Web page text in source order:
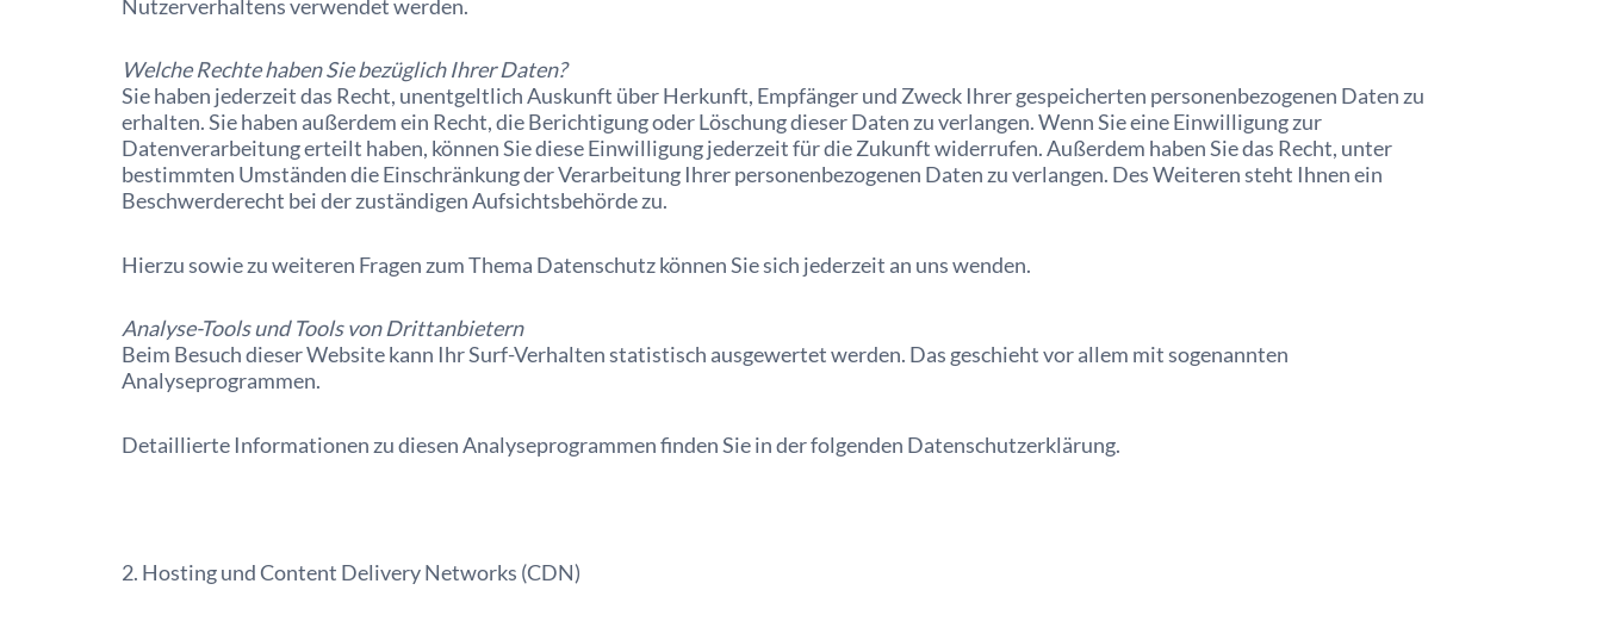
Nutzerverhaltens verwendet werden.
Welche Rechte haben Sie bezüglich Ihrer Daten?
Sie haben jederzeit das Recht, unentgeltlich Auskunft über Herkunft, Empfänger und Zweck Ihrer gespeicherten personenbezogenen Daten zu
erhalten. Sie haben außerdem ein Recht, die Berichtigung oder Löschung dieser Daten zu verlangen. Wenn Sie eine Einwilligung zur
Datenverarbeitung erteilt haben, können Sie diese Einwilligung jederzeit für die Zukunft widerrufen. Außerdem haben Sie das Recht, unter
bestimmten Umständen die Einschränkung der Verarbeitung Ihrer personenbezogenen Daten zu verlangen. Des Weiteren steht Ihnen ein
Beschwerderecht bei der zuständigen Aufsichtsbehörde zu.
Hierzu sowie zu weiteren Fragen zum Thema Datenschutz können Sie sich jederzeit an uns wenden.
Analyse-Tools und Tools von Dritt­anbietern
Beim Besuch dieser Website kann Ihr Surf-Verhalten statistisch ausgewertet werden. Das geschieht vor allem mit sogenannten
Analyseprogrammen.
Detaillierte Informationen zu diesen Analyseprogrammen finden Sie in der folgenden Datenschutzerklärung.
2. Hosting und Content Delivery Networks (CDN)